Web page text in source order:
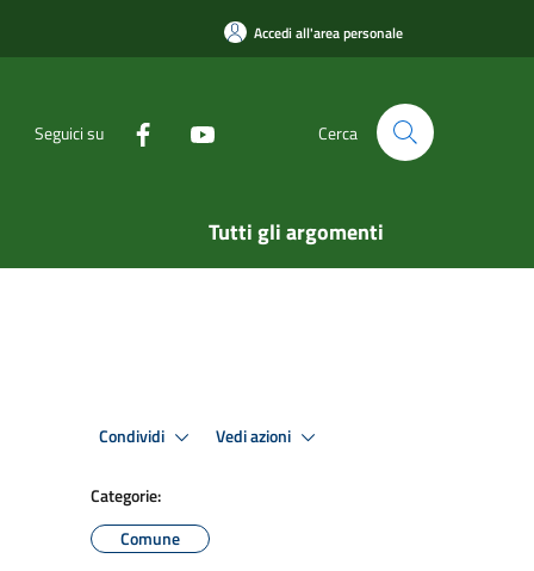
Accedi all'area personale
Seguici su Cerca
Tutti gli argomenti
Condividi Vedi azioni
Categorie:
Comune